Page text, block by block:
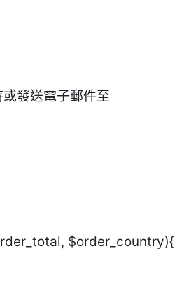
發送電子郵件至
$order_country){